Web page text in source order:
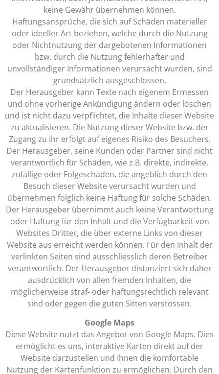
keine Gewähr übernehmen können.
Haftungsansprüche, die sich auf Schäden materieller
oder ideeller Art beziehen, welche durch die Nutzung
oder Nichtnutzung der dargebotenen Informationen
bzw. durch die Nutzung fehlerhafter und
unvollständiger Informationen verursacht wurden, sind
grundsätzlich ausgeschlossen.
Der Herausgeber kann Texte nach eigenem Ermessen
und ohne vorherige Ankündigung ändern oder löschen
und ist nicht dazu verpflichtet, die Inhalte dieser Website
zu aktualisieren. Die Nutzung dieser Website bzw. der
Zugang zu ihr erfolgt auf eigenes Risiko des Besuchers.
Der Herausgeber, seine Kunden oder Partner sind nicht
verantwortlich für Schäden, wie z.B. direkte, indirekte,
zufällige oder Folgeschäden, die angeblich durch den
Besuch dieser Website verursacht wurden und
übernehmen folglich keine Haftung für solche Schäden.
Der Herausgeber übernimmt auch keine Verantwortung
oder Haftung für den Inhalt und die Verfügbarkeit von
Websites Dritter, die über externe Links von dieser
Website aus erreicht werden können. Für den Inhalt der
verlinkten Seiten sind ausschliesslich deren Betreiber
verantwortlich. Der Herausgeber distanziert sich daher
ausdrücklich von allen fremden Inhalten, die
möglicherweise straf- oder haftungsrechtlich relevant
sind oder gegen die guten Sitten verstossen.
Google Maps
Diese Website nutzt das Angebot von Google Maps. Dies
ermöglicht es uns, interaktive Karten direkt auf der
Website darzustellen und Ihnen die komfortable
Nutzung der Kartenfunktion zu ermöglichen. Durch den